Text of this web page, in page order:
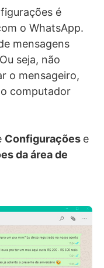
é
o WhatsApp.
mensagens
seja, não
o mensageiro,
computador
Configurações e
da área de